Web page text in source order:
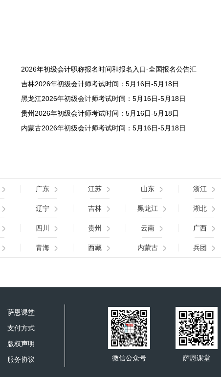
2026年初级会计职称报名时间和报名入口-全国报名公告汇
吉林2026年初级会计师考试时间：5月16日-5月18日
黑龙江2026年初级会计师考试时间：5月16日-5月18日
贵州2026年初级会计师考试时间：5月16日-5月18日
内蒙古2026年初级会计师考试时间：5月16日-5月18日
广东 江苏 山东 浙江
辽宁 吉林 黑龙江 湖北
四川 贵州 云南 广西
青海 西藏 内蒙古 兵团
萨恩课堂
支付方式
版权声明
服务协议 微信公众号 萨恩课堂